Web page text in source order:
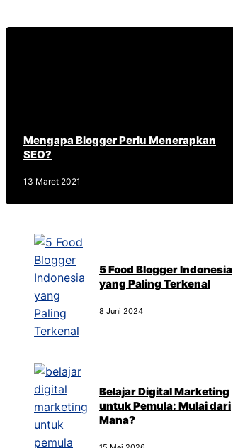
Mengapa Blogger Perlu Menerapkan
SEO?
13 Maret 2021
5 Food Blogger Indonesia
yang Paling Terkenal
8 Juni 2024
Belajar Digital Marketing
untuk Pemula: Mulai dari
Mana?